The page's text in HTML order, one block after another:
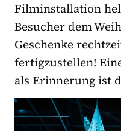
Filminstallation
Besucher dem
Geschenke
fertigzustellen!
als Erinnerung ist